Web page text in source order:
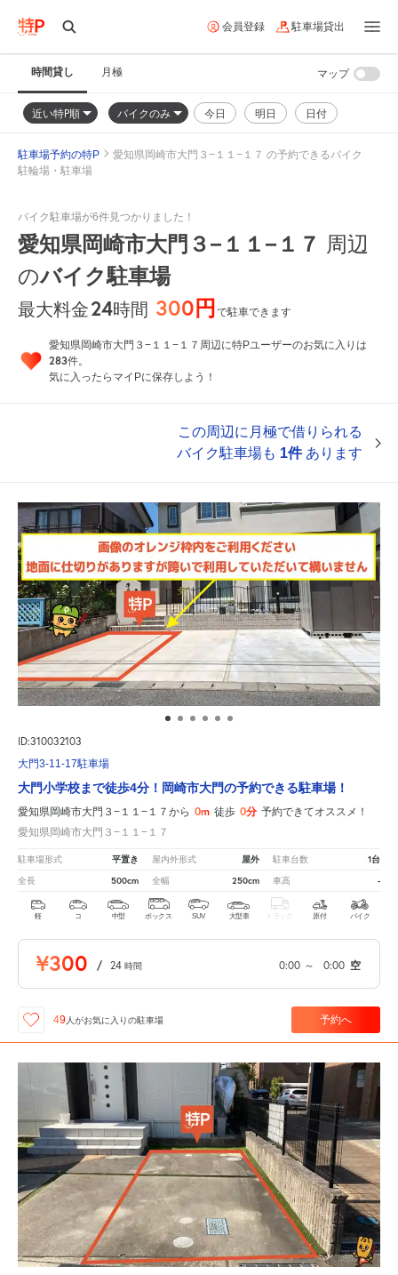
会員登録 駐車場貸出
時間貸し 月極
近い特P順 バイクのみ 今日 明日 日付
マップ
駐車場予約の特P
愛知県岡崎市大門３−１１−１７ の予約できるバイク
駐輪場・駐車場
バイク駐車場が6件見つかりました！
愛知県岡崎市大門３−１１−１７ 周辺
のバイク駐車場
最大料金24時間 300円で駐車できます
愛知県岡崎市大門３−１１−１７周辺に特Pユーザーのお気に入りは
283件。
気に入ったらマイPに保存しよう！
この周辺に月極で借りられる
バイク駐車場も 1件あります
ID:310032103
大門3-11-17駐車場
大門小学校まで徒歩4分！岡崎市大門の予約できる駐車場！
愛知県岡崎市大門３−１１−１７から 0m 徒歩 0分 予約できてオススメ！
愛知県岡崎市大門３−１１−１７
駐車場形式 平置き 屋内外形式 屋外 駐車台数 1台
全長 500cm 全幅 250cm 車高 -
軽 コ 中型 ボックス SUV 大型車 トラック 原付 バイク
¥300 / 24 時間 0:00 ～ 0:00 空
49人がお気に入りの駐車場 予約へ